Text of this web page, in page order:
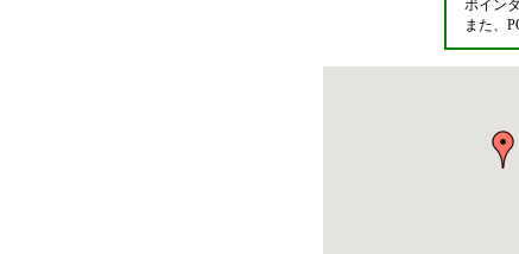
ポイン
また、